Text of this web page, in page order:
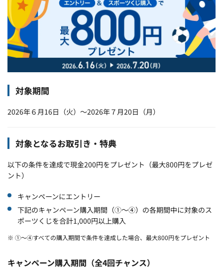
対象期間
2026年６月16日（火）～2026年７月20日（月）
対象となるお取引き・特典
以下の条件を達成で現金200円をプレゼント（最大800円をプレゼ
ント）
キャンペーンにエントリー
下記のキャンペーン購入期間（①～④）の各期間中に対象のス
ポーツくじを合計1,000円以上購入
※ ①～④すべての購入期間で条件を達成した場合、最大800円をプレゼント
キャンペーン購入期間（全4回チャンス）